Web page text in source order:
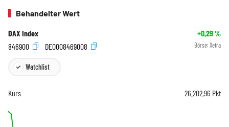
Behandelter Wert
DAX Index +0,29%
846900
DE0008469008 Börse: Xetra
Watchlist
Kurs 26.202,96 Pkt